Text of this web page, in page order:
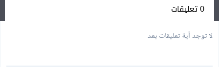
0 تعليقات
لا توجد أية تعليقات بعد